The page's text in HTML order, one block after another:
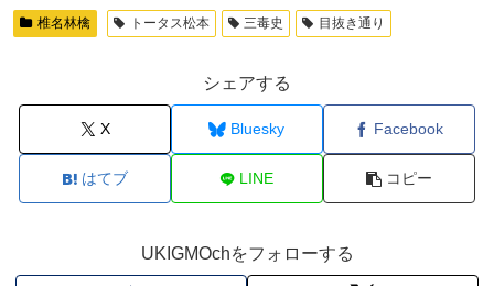
椎名林檎 トータス松本 三毒史 目抜き通り
シェアする
X Bluesky Facebook
はてブ LINE コピー
UKIGMOchをフォローする